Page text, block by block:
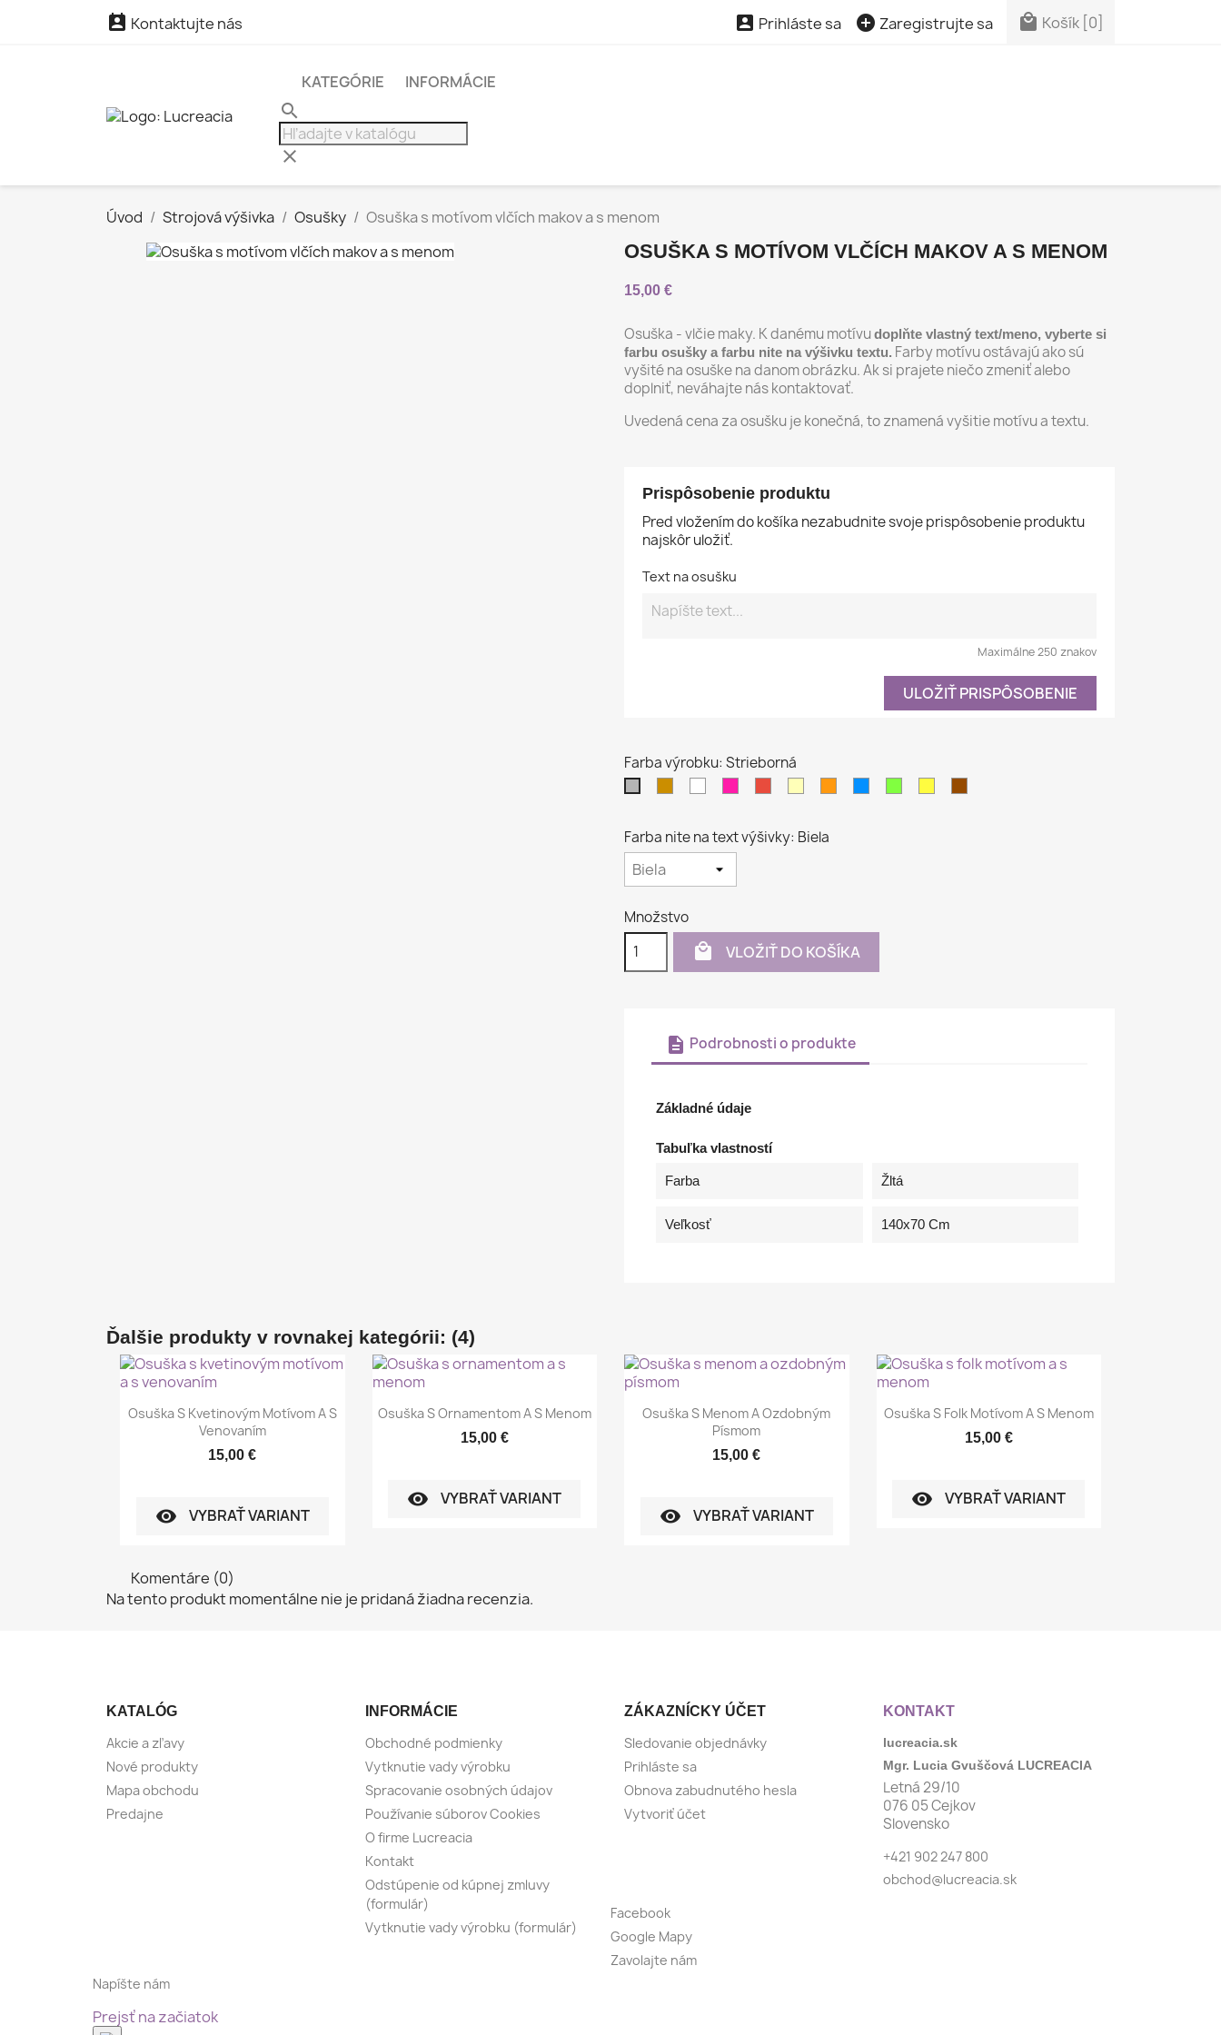
 Kontaktujte nás  Prihláste sa  Zaregistrujte sa  Košík [0]
KATEGÓRIE INFORMÁCIE
search
clear
Úvod Strojová výšivka Osušky Osuška s motívom vlčích makov a s menom
OSUŠKA S MOTÍVOM VLČÍCH MAKOV A S MENOM
15,00 €
Osuška - vlčie maky. K danému motívudoplňte vlastný text/meno, vyberte si
farbu osušky a farbu nite na výšivku textu. Farby motívu ostávajú ako sú
vyšité na osuške na danom obrázku. Ak si prajete niečo zmeniť alebo
doplniť, neváhajte nás kontaktovať.
Uvedená cena za osušku je konečná, to znamená vyšitie motívu a textu.
Prispôsobenie produktu
Pred vložením do košíka nezabudnite svoje prispôsobenie produktu
najskôr uložiť.
Text na osušku
Maximálne 250 znakov
ULOŽIŤ PRISPÔSOBENIE
Farba výrobku: Strieborná
Farba nite na text výšivky: Biela
Množstvo
 VLOŽIŤ DO KOŠÍKA
description Podrobnosti o produkte
Základné údaje
Tabuľka vlastností
Farba Žltá
Veľkosť 140x70 Cm
Ďalšie produkty v rovnakej kategórii: (4)
Rýchly náhľad
Osuška S Kvetinovým Motívom A S
Venovaním
15,00 €
visibility VYBRAŤ VARIANT
Rýchly náhľad
Osuška S Ornamentom A S Menom
15,00 €
visibility VYBRAŤ VARIANT
Rýchly náhľad
Osuška S Menom A Ozdobným
Písmom
15,00 €
visibility VYBRAŤ VARIANT
Rýchly náhľad
Osuška S Folk Motívom A S Menom
15,00 €
visibility VYBRAŤ VARIANT
Komentáre (0)
Na tento produkt momentálne nie je pridaná žiadna recenzia.
KATALÓG
Akcie a zľavy
Nové produkty
Mapa obchodu
Predajne
INFORMÁCIE
Obchodné podmienky
Vytknutie vady výrobku
Spracovanie osobných údajov
Používanie súborov Cookies
O firme Lucreacia
Kontakt
Odstúpenie od kúpnej zmluvy
(formulár)
Vytknutie vady výrobku (formulár)
ZÁKAZNÍCKY ÚČET
Sledovanie objednávky
Prihláste sa
Obnova zabudnutého hesla
Vytvoriť účet
KONTAKT
lucreacia.sk
Mgr. Lucia Gvuščová LUCREACIA
Letná 29/10
076 05 Cejkov
Slovensko
+421 902 247 800
obchod@lucreacia.sk
Facebook
Google Mapy
Zavolajte nám
Napíšte nám
Prejsť na začiatok